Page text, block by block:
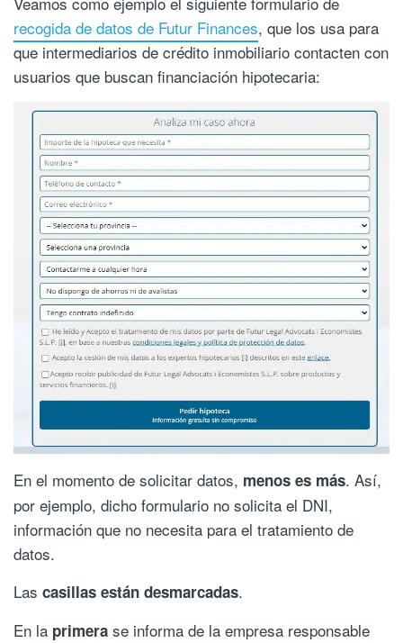
recogida de datos de Futur Finances, que los usa para
que intermediarios de crédito inmobiliario contacten con
usuarios que buscan financiación hipotecaria:
En el momento de solicitar datos, menos es más. Así,
por ejemplo, dicho formulario no solicita el DNI,
información que no necesita para el tratamiento de
datos.
Las casillas están desmarcadas.
En la primera se informa de la empresa responsable